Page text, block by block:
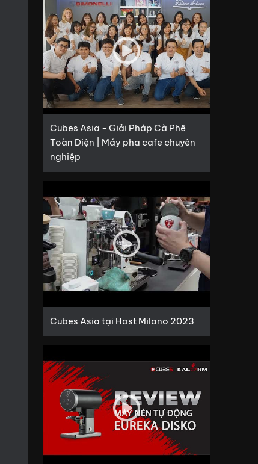
Cubes Asia - Giải Pháp Cà Phê
Toàn Diện | Máy pha cafe chuyên
nghiệp
Cubes Asia tại Host Milano 2023